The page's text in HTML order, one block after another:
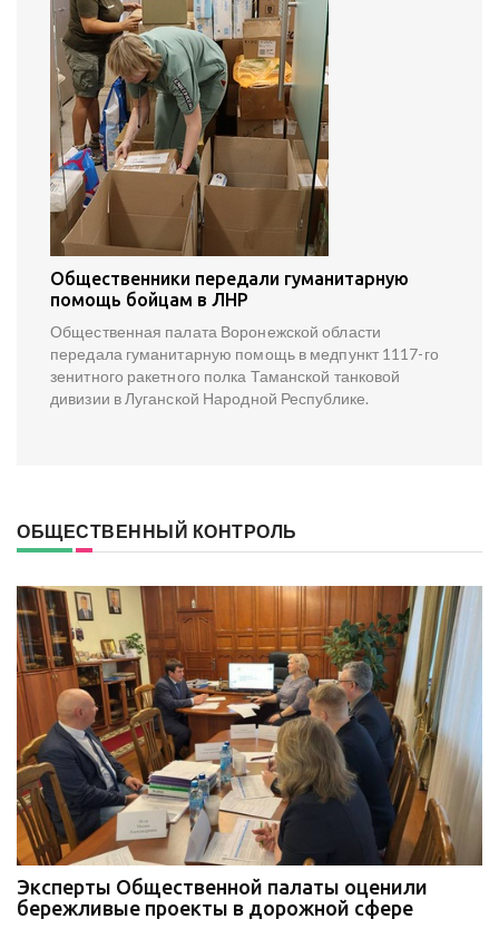
Общественники передали гуманитарную
помощь бойцам в ЛНР
Общественная палата Воронежской области
передала гуманитарную помощь в медпункт 1117-го
зенитного ракетного полка Таманской танковой
дивизии в Луганской Народной Республике.
ОБЩЕСТВЕННЫЙ КОНТРОЛЬ
Эксперты Общественной палаты оценили
бережливые проекты в дорожной сфере